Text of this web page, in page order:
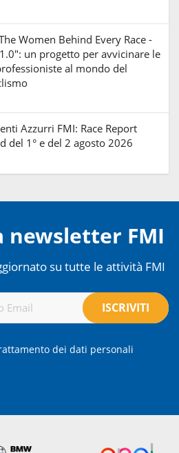
Women Behind Every Race -
un progetto per avvicinare le
al mondo del
Azzurri FMI: Race Report
del 1° e del 2 agosto 2026
newsletter FMI
su tutte le attività FMI
dei dati personali